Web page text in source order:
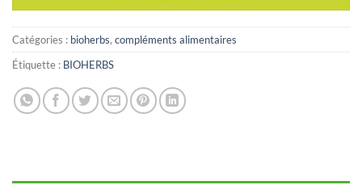
Catégories : bioherbs, compléments alimentaires
Étiquette : BIOHERBS